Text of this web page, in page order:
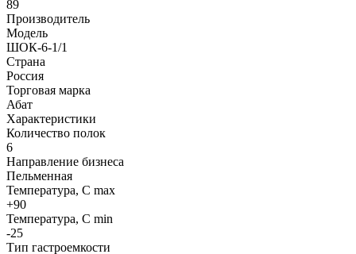
89
Производитель
Модель
ШОК-6-1/1
Страна
Россия
Торговая марка
Абат
Характеристики
Количество полок
6
Направление бизнеса
Пельменная
Температура, С max
+90
Температура, С min
-25
Тип гастроемкости